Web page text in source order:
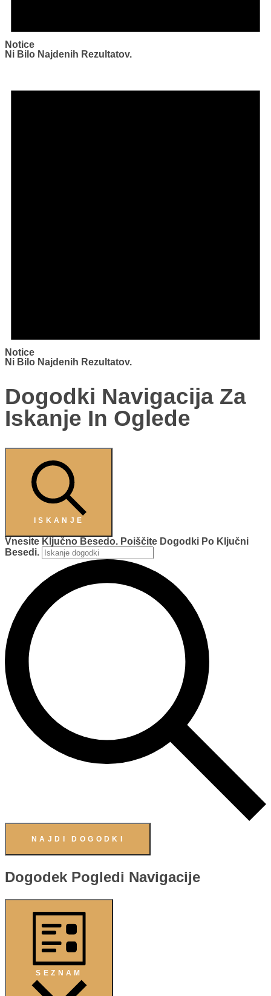
Notice
Ni Bilo Najdenih Rezultatov.
Notice
Ni Bilo Najdenih Rezultatov.
Dogodki Navigacija Za
Iskanje In Oglede
ISKANJE
Vnesite Ključno Besedo. Poiščite Dogodki Po Ključni
Besedi.
NAJDI DOGODKI
Dogodek Pogledi Navigacije
SEZNAM